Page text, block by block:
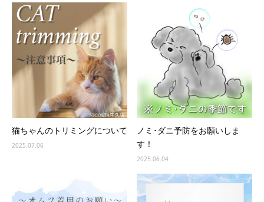
猫ちゃんのトリミングについて
2025.07.06
ノミ･ダニ予防をお願いしま
す！
2025.06.04